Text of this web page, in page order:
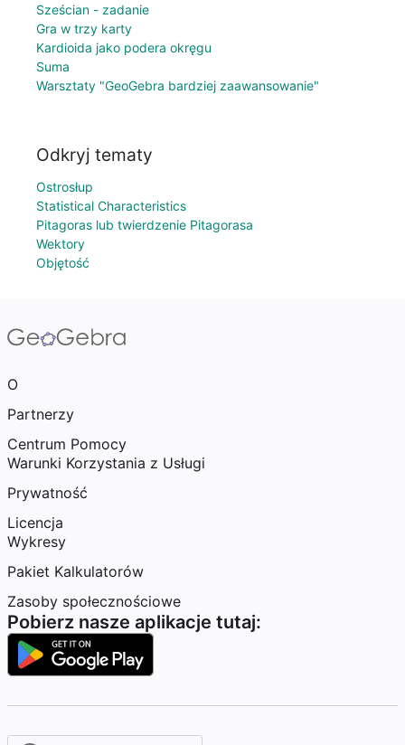
Sześcian - zadanie
Gra w trzy karty
Kardioida jako podera okręgu
Suma
Warsztaty "GeoGebra bardziej zaawansowanie"
Odkryj tematy
Ostrosłup
Statistical Characteristics
Pitagoras lub twierdzenie Pitagorasa
Wektory
Objętość
O
Partnerzy
Centrum Pomocy
Warunki Korzystania z Usługi
Prywatność
Licencja
Wykresy
Pakiet Kalkulatorów
Zasoby społecznościowe
Pobierz nasze aplikacje tutaj: